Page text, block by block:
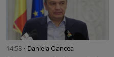
14:58 • Daniela Oancea